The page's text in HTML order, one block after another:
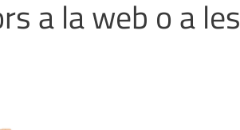
a la web o a les